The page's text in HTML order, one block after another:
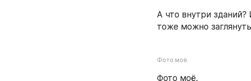
А что внутри зданий?
тоже можно
Фото моё.
Фото моё.